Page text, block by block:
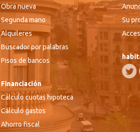
Obra nueva
Segunda mano
Alquileres
Buscador por palabras
Pisos de bancos
Financiación
Cálculo cuotas hipoteca
Cálculo gastos
Ahorro fiscal
Su